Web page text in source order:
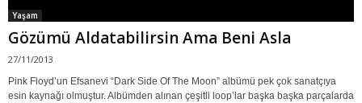
Yaşam
Gözümü Aldatabilirsin Ama Beni Asla
27/11/2013
Pink Floyd’un Efsanevi “Dark Side Of The Moon” albümü pek çok sanatçıya
esin kaynağı olmuştur. Albümden alınan çeşitli loop’lar başka başka parçalarda